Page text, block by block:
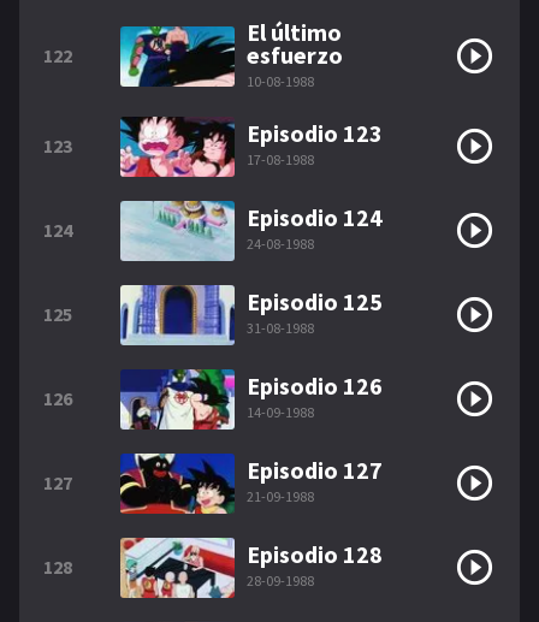
122
El último
esfuerzo
10-08-1988
123 Episodio 123
17-08-1988
124 Episodio 124
24-08-1988
125 Episodio 125
31-08-1988
126 Episodio 126
14-09-1988
127 Episodio 127
21-09-1988
128 Episodio 128
28-09-1988